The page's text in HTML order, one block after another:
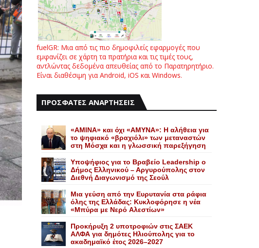
fuelGR: Μια από τις πιο δημοφιλείς εφαρμογές που
εμφανίζει σε χάρτη τα πρατήρια και τις τιμές τους,
αντλώντας δεδομένα απευθείας από το Παρατηρητήριο.
Είναι διαθέσιμη για Android, iOS και Windows.
ΠΡΟΣΦΑΤΕΣ ΑΝΑΡΤΗΣΕΙΣ
«AMINA» και όχι «ΑΜΥΝΑ»: Η αλήθεια για
το ψηφιακό «βραχιόλι» των μεταναστών
στη Μόσχα και η γλωσσική παρεξήγηση
Yποψήφιος για το Bραβείο Leadership ο
Δήμος Ελληνικού – Αργυρούπολης στον
Διεθνή Διαγωνισμό της Σεούλ
Mια γεύση από την Eυρυτανία στα ράφια
όλης της Ελλάδας: Κυκλοφόρησε η νέα
«Μπύρα με Nερό Aλεστίων»
Προκήρυξη 2 υποτροφιών στις ΣΑΕΚ
ΑΛΦΑ για δημότες Ηλιούπολης για το
ακαδημαϊκό έτος 2026–2027